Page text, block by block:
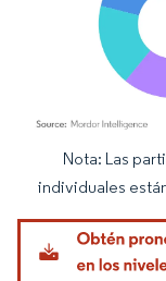
Imagen © Mordor
Nota: Las
individuales